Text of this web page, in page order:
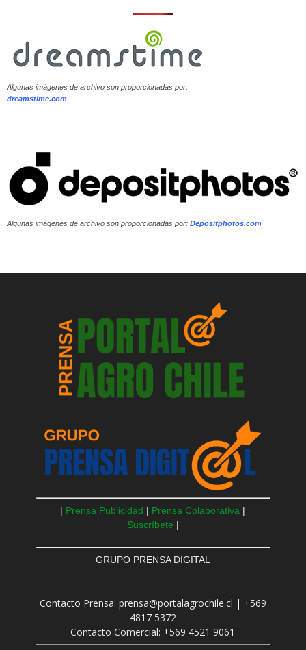
Algunas imágenes de archivo son proporcionadas por:
dreamstime.com
Algunas imágenes de archivo son proporcionadas por: Depositphotos.com
| Prensa Publicidad | Prensa Colaborativa |
Suscríbete |
GRUPO PRENSA DIGITAL
Contacto Prensa: prensa@portalagrochile.cl | +569
4817 5372
Contacto Comercial: +569 4521 9061